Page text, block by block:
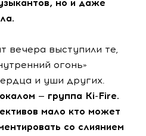
но и даже
вечера выступили те,
огонь»
и уши других.
— группа Ki-Fire.
мало кто может
со слиянием